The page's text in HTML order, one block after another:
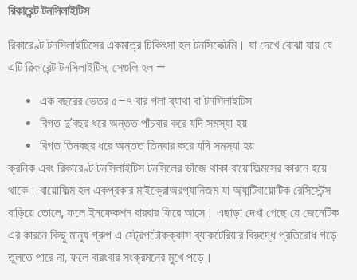
রিকারেন্ট টনসিলাইটিস
রিকারেণ্ট টনসিলাইটিসের একমাত্র চিকিৎসা হল টনসিলেক্টমি। যা দেখে বোঝা যায় যে
এটি রিকারেন্ট টনসিলাইটিস, সেগুলি হল —
এক বছরের ভেতর ৫–৭ বার গলা ব্যাথা বা টনসিলাইটিস
বিগত দু’বছর ধরে অন্তত পাঁচবার করে যদি সমস্যা হয়
বিগত তিনবছর ধরে অন্তত তিনবার করে যদি সমস্যা হয়
ক্রনিক এবং রিকারেণ্ট টনসিলাইটিস টনসিলের ভাঁজে থাকা বায়োফিল্মসের কারনে হয়ে
থাকে। বায়োফিল্ম হল একপ্রকার মাইক্রোঅরগ্যানিজম যা অ্যান্টিবায়োটিক রেসিস্টেন্স
বাড়িয়ে তোলে, ফলে ইনফেকশন বারবার ফিরে আসে। এছাড়া দেখা গেছে যে জেনেটিক
এর কারনে কিছু মানুষ গ্রুপ এ স্ট্রেপটোকক্কাস ব্যাকটেরিয়ার বিরুদ্ধে প্রতিরোধ গড়ে
তুলতে পারে না, ফলে বারংবার সংক্রমনের মুখে পড়ে।